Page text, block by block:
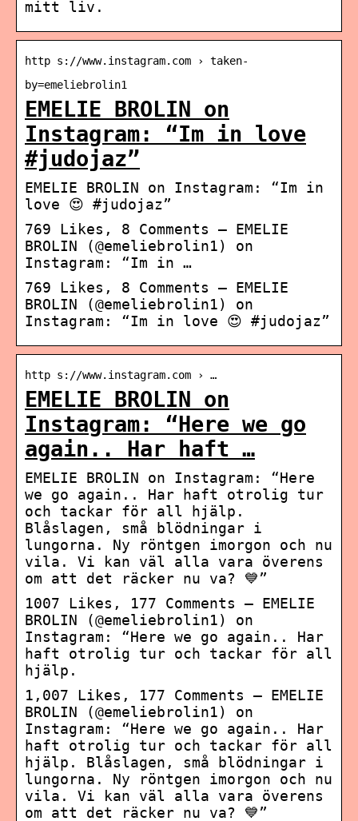
mitt liv.
http s://www.instagram.com › taken-
by=emeliebrolin1
EMELIE BROLIN on
Instagram: “Im in love
#judojaz”
EMELIE BROLIN on Instagram: “Im in
love 😍 #judojaz”
769 Likes, 8 Comments – EMELIE
BROLIN (@emeliebrolin1) on
Instagram: “Im in …
769 Likes, 8 Comments – EMELIE
BROLIN (@emeliebrolin1) on
Instagram: “Im in love 😍 #judojaz”
http s://www.instagram.com › …
EMELIE BROLIN on
Instagram: “Here we go
again.. Har haft …
EMELIE BROLIN on Instagram: “Here
we go again.. Har haft otrolig tur
och tackar för all hjälp.
Blåslagen, små blödningar i
lungorna. Ny röntgen imorgon och nu
vila. Vi kan väl alla vara överens
om att det räcker nu va? 💙”
1007 Likes, 177 Comments – EMELIE
BROLIN (@emeliebrolin1) on
Instagram: “Here we go again.. Har
haft otrolig tur och tackar för all
hjälp.
1,007 Likes, 177 Comments – EMELIE
BROLIN (@emeliebrolin1) on
Instagram: “Here we go again.. Har
haft otrolig tur och tackar för all
hjälp. Blåslagen, små blödningar i
lungorna. Ny röntgen imorgon och nu
vila. Vi kan väl alla vara överens
om att det räcker nu va? 💙”